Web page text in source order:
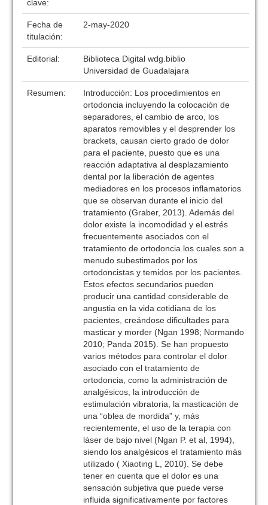
clave:
Fecha de
titulación:
2-may-2020
Editorial:
Biblioteca Digital wdg.biblio
Universidad de Guadalajara
Resumen:
Introducción: Los procedimientos en
ortodoncia incluyendo la colocación de
separadores, el cambio de arco, los
aparatos removibles y el desprender los
brackets, causan cierto grado de dolor
para el paciente, puesto que es una
reacción adaptativa al desplazamiento
dental por la liberación de agentes
mediadores en los procesos inflamatorios
que se observan durante el inicio del
tratamiento (Graber, 2013). Además del
dolor existe la incomodidad y el estrés
frecuentemente asociados con el
tratamiento de ortodoncia los cuales son a
menudo subestimados por los
ortodoncistas y temidos por los pacientes.
Estos efectos secundarios pueden
producir una cantidad considerable de
angustia en la vida cotidiana de los
pacientes, creándose dificultades para
masticar y morder (Ngan 1998; Normando
2010; Panda 2015). Se han propuesto
varios métodos para controlar el dolor
asociado con el tratamiento de
ortodoncia, como la administración de
analgésicos, la introducción de
estimulación vibratoria, la masticación de
una “oblea de mordida” y, más
recientemente, el uso de la terapia con
láser de bajo nivel (Ngan P. et al, 1994),
siendo los analgésicos el tratamiento más
utilizado ( Xiaoting L, 2010). Se debe
tener en cuenta que el dolor es una
sensación subjetiva que puede verse
influida significativamente por factores